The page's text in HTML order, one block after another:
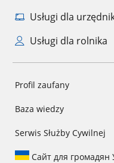
Usługi dla
Usługi dla rolnika
Profil zaufany
Baza wiedzy
Serwis Służby Cywilnej
Сайт для громадян